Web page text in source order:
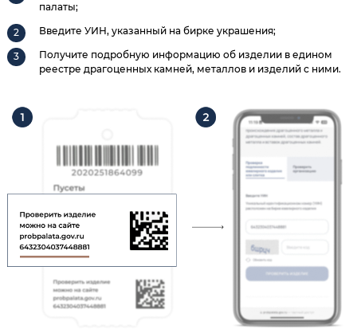
палаты;
Введите УИН, указанный на бирке украшения;
Получите подробную информацию об изделии в едином
реестре драгоценных камней, металлов и изделий с ними.